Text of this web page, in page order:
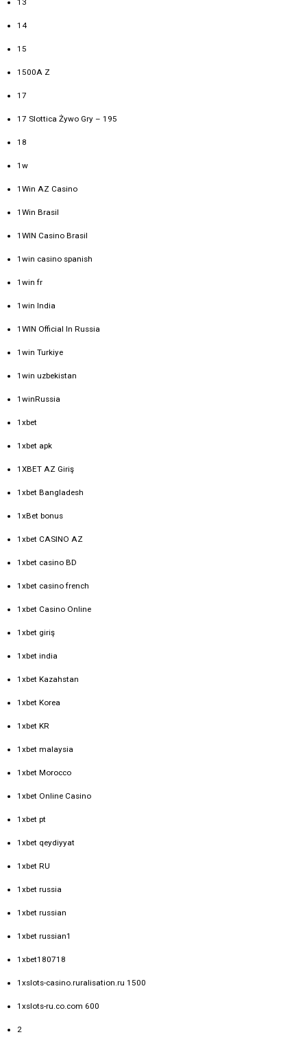
13
14
15
1500A Z
17
17 Slottica Żywo Gry – 195
18
1w
1Win AZ Casino
1Win Brasil
1WIN Casino Brasil
1win casino spanish
1win fr
1win India
1WIN Official In Russia
1win Turkiye
1win uzbekistan
1winRussia
1xbet
1xbet apk
1XBET AZ Giriş
1xbet Bangladesh
1xBet bonus
1xbet CASINO AZ
1xbet casino BD
1xbet casino french
1xbet Casino Online
1xbet giriş
1xbet india
1xbet Kazahstan
1xbet Korea
1xbet KR
1xbet malaysia
1xbet Morocco
1xbet Online Casino
1xbet pt
1xbet qeydiyyat
1xbet RU
1xbet russia
1xbet russian
1xbet russian1
1xbet180718
1xslots-casino.ruralisation.ru 1500
1xslots-ru.co.com 600
2